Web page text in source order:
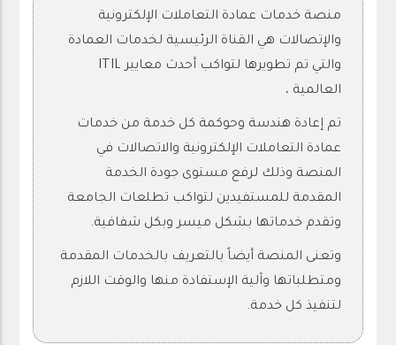
منصة خدمات عمادة التعاملات الإلكترونية
والإتصالات هي القناة الرئيسية لخدمات العمادة
والتي تم تطويرها لتواكب أحدث معايير ITIL
العالمية ،
تم إعادة هندسة وحوكمة كل خدمة من خدمات
عمادة التعاملات الإلكترونية والاتصالات في
المنصة وذلك لرفع مستوى جودة الخدمة
المقدمة للمستفيدين لتواكب تطلعات الجامعة
وتقدم خدماتها بشكل ميسر وبكل شفافية.
وتعنى المنصة أيضاً بالتعريف بالخدمات المقدمة
ومتطلباتها وآلية الإستفادة منها والوقت اللازم
لتنفيذ كل خدمة.